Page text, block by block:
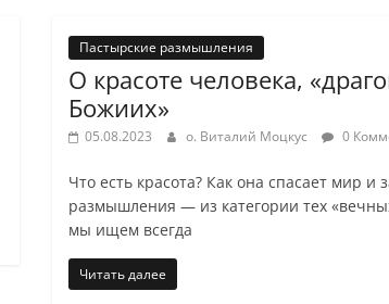
Пастырские размышления
О красоте человека,
Божиих»
05.08.2023 о. Виталий Моцкус 0
Что есть красота? Как она спасает мир и
размышления — из категории тех
мы ищем всегда
Читать далее